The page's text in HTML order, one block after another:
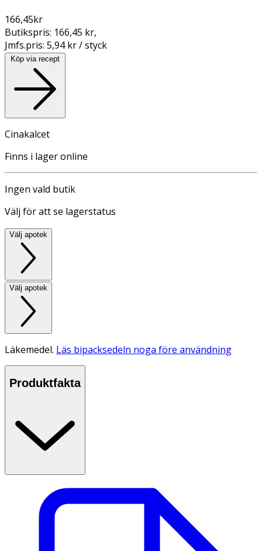
166,45kr
Butikspris: 166,45 kr,
Jmfs.pris: 5,94 kr / styck
Köp via recept
Cinakalcet
Finns i lager online
Ingen vald butik
Välj för att se lagerstatus
Välj apotek
Välj apotek
Läkemedel. Läs bipacksedeln noga före användning
Produktfakta